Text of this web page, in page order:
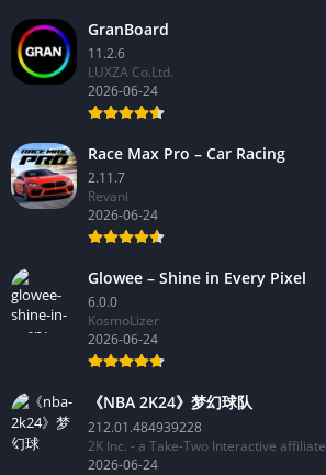
GranBoard
11.2.6
LUXZA Co.Ltd.
2026-06-24
Race Max Pro – Car Racing
2.11.7
Revani
2026-06-24
Glowee – Shine in Every Pixel
6.0.0
KosmoLizer
2026-06-24
《NBA 2K24》梦幻球队
212.01.484939228
2K Inc. - a Take-Two Interactive affiliate
2026-06-24